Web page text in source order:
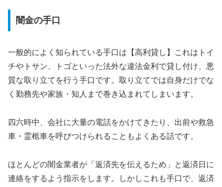
闇金の手口
一般的によく知られている手口は【高利貸し】これはトイ
チやトサン、トゴといった法外な違法金利で貸し付け、悪
質な取り立てを行う手口です。取り立てでは自身だけでな
く勤務先や家族・知人まで巻き込まれてしまいます。
四六時中、会社に大量の電話をかけてきたり、出前や救急
車・霊柩車を呼びつけられることもよくある話です。
ほとんどの闇金業者が「返済先を伝えるため」と返済日に
連絡をするよう指示をします。しかしこれも手口で、返済